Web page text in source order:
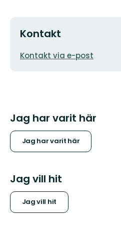
Kontakt
E-
Kontakt via e-post
Jag har varit här
Jag har varit här
Jag vill hit
Jag vill hit